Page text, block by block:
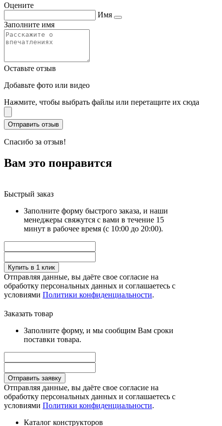
Оцените
Имя
Заполните имя
Оставьте отзыв
Добавьте фото или видео
Нажмите, чтобы выбрать файлы или перетащите их сюда
Спасибо за отзыв!
Вам это понравится
Быстрый заказ
Заполните форму быстрого заказа, и наши
менеджеры свяжутся с вами в течение 15
минут в рабочее время (с 10:00 до 20:00).
Купить в 1 клик
Отправляя данные, вы даёте свое согласие на
обработку персональных данных и соглашаетесь с
условиями Политики конфиденциальности.
Заказать товар
Заполните форму, и мы сообщим Вам сроки
поставки товара.
Отправить заявку
Отправляя данные, вы даёте свое согласие на
обработку персональных данных и соглашаетесь с
условиями Политики конфиденциальности.
Каталог конструкторов